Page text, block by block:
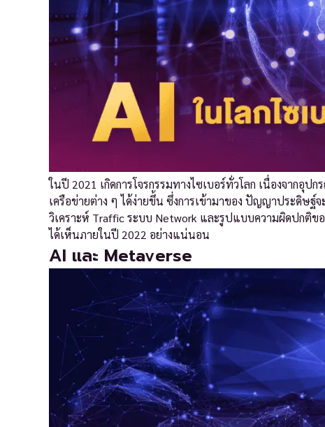
ในปี 2021 เกิดการโจรกรรมทางไซเบอร์ทั่วโลก เนื่องจากอุ
เครือข่ายต่าง ๆ ได้ง่ายขึ้น ซึ่งการเข้ามาของ ปัญญาประดิษ
วิเคราะห์ Traffic ระบบ Network และรูปแบบความผิดปกติข
ได้เห็นภายในปี 2022 อย่างแน่นอน
AI และ Metaverse